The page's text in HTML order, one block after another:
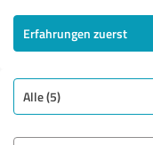
Erfahrungen zuerst
Alle (5)